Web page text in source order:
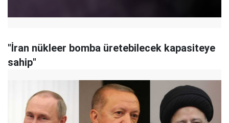
"İran nükleer bomba üretebilecek kapasiteye
sahip"